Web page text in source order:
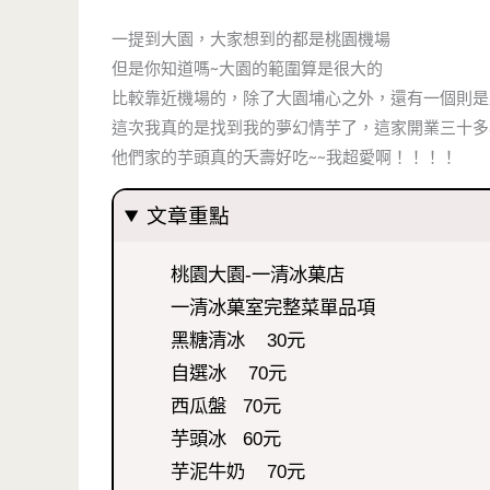
一提到大園，大家想到的都是桃園機場
但是你知道嗎~大園的範圍算是很大的
比較靠近機場的，除了大園埔心之外，還有一個則
這次我真的是找到我的夢幻情芋了，這家開業三十
他們家的芋頭真的夭壽好吃~~我超愛啊！！！！
文章重點
桃園大園-一清冰菓店
一清冰菓室完整菜單品項
黑糖清冰 30元
自選冰 70元
西瓜盤 70元
芋頭冰 60元
芋泥牛奶 70元